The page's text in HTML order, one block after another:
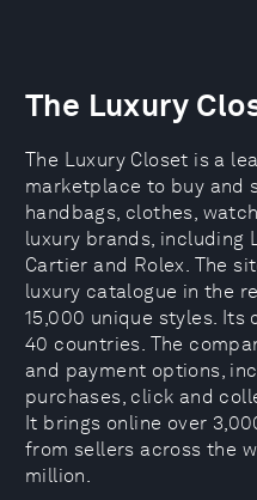
The Luxury
The Luxury Closet is a
marketplace to buy and
handbags, clothes,
luxury brands, including
Cartier and Rolex. The
luxury catalogue in the
15,000 unique styles. Its
40 countries. The
and payment options,
purchases, click and
It brings online over
from sellers across the
million.